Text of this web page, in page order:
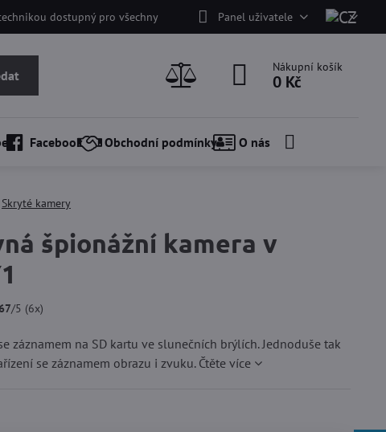
dostupný pro všechny Panel uživatele
Nákupní košík
0 Kč
Facebook Obchodní podmínky O nás
Skryté kamery
špionážní kamera v
/5 (6x)
záznamem na SD kartu ve slunečních brýlích. Jednoduše tak
se záznamem obrazu i zvuku. Čtěte více